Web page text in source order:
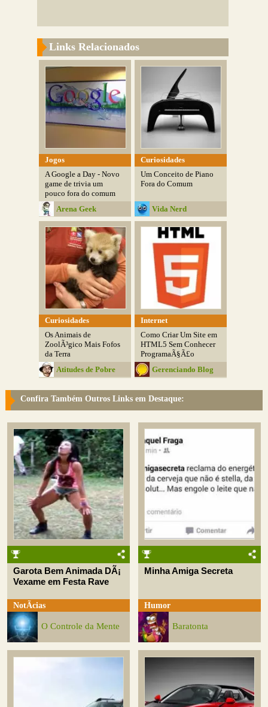
Links Relacionados
Jogos
A Google a Day - Novo
game de trivia um
pouco fora do comum
Arena Geek
Curiosidades
Um Conceito de Piano
Fora do Comum
Vida Nerd
Curiosidades
Os Animais de
ZoolÃ³gico Mais Fofos
da Terra
Atitudes de Pobre
Internet
Como Criar Um Site em
HTML5 Sem Conhecer
ProgramaÃ§Ã£o
Gerenciando Blog
Confira Também Outros Links em Destaque:
Garota Bem Animada DÃ¡
Vexame em Festa Rave
NotÃ­cias
O Controle da Mente
Minha Amiga Secreta
Humor
Baratonta